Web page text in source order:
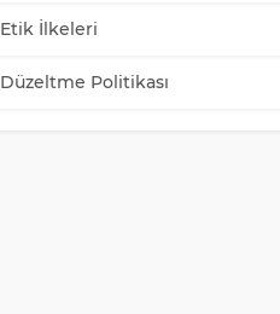
Etik İlkeleri
Düzeltme Politikası